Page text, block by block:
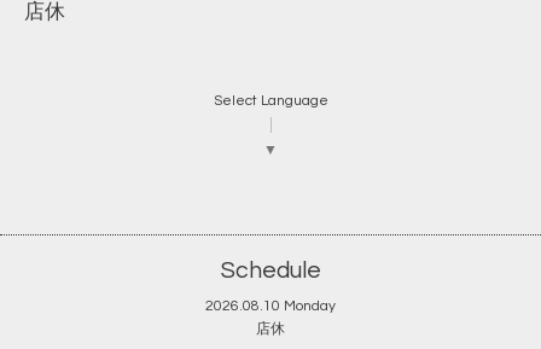
店休
Select Language
▼
Schedule
2026.08.10 Monday
店休